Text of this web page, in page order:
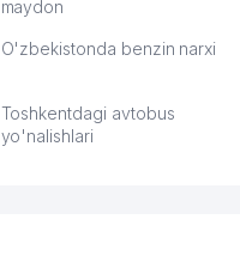
спокойное.
maydon
O'zbekistonda benzin narxi
Toshkentdagi avtobus
yo'nalishlari